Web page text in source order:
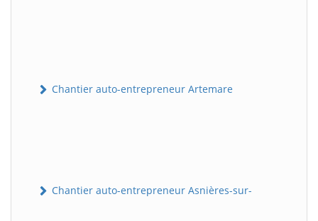
Chantier auto-entrepreneur Artemare
Chantier auto-entrepreneur Asnières-sur-